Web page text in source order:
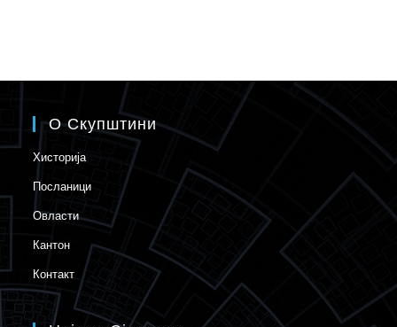
О Скупштини
Хисторија
Посланици
Овласти
Кантон
Контакт